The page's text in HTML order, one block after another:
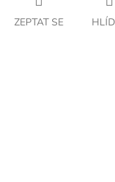
ZEPTAT SE